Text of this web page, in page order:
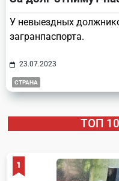
У невыездных
загранпаспорта.
23.07.2023
СТРАНА
ТОП